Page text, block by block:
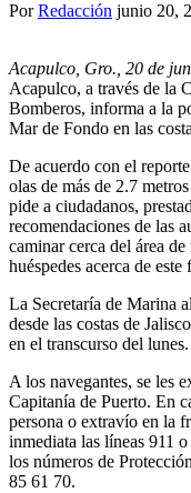
PorRedacción junio 20,
Acapulco, Gro., 20 de
Acapulco, a través de la
Bomberos, informa a la
Mar de Fondo en las
De acuerdo con el
olas de más de 2.7
pide a ciudadanos,
recomendaciones de las
caminar cerca del área
huéspedes acerca de
La Secretaría de Marina
desde las costas de
en el transcurso del lunes.
A los navegantes, se les
Capitanía de Puerto. En
persona o extravío en la
inmediata las líneas 911
los números de
85 61 70.